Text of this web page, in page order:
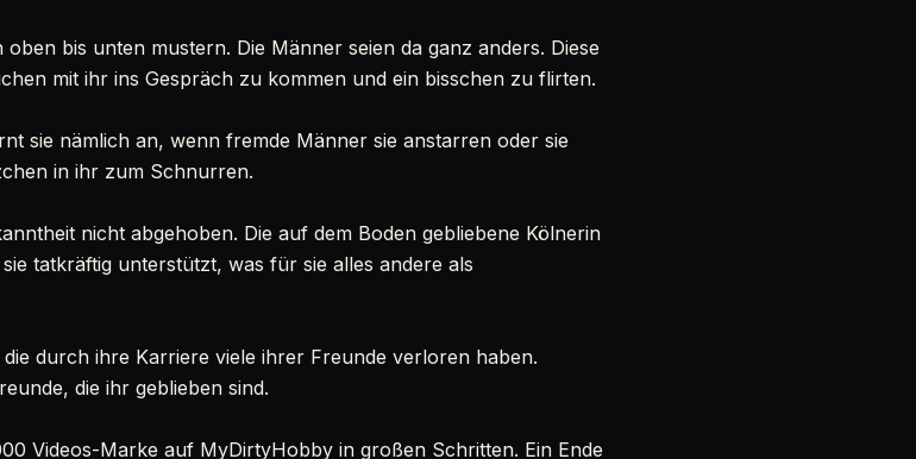
oben bis unten mustern. Die Männer seien da ganz anders. Diese
mit ihr ins Gespräch zu kommen und ein bisschen zu flirten.
sie nämlich an, wenn fremde Männer sie anstarren oder sie
in ihr zum Schnurren.
nicht abgehoben. Die auf dem Boden gebliebene Kölnerin
tatkräftig unterstützt, was für sie alles andere als
durch ihre Karriere viele ihrer Freunde verloren haben.
die ihr geblieben sind.
Videos-Marke auf MyDirtyHobby in großen Schritten. Ein Ende